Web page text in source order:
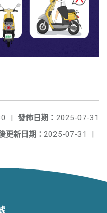
發佈日期： 2025-07-31
|
更新日期： 2025-07-31 |